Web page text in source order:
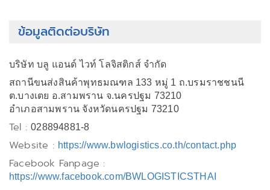
ข้อมูลติดต่อบริษัท
บริษัท บลู แอนด์ ไวท์ โลจิสติกส์ จำกัด
สถานีขนส่งสินค้าพุทธมณฑล 133 หมู่ 1 ถ.บรมราชชนนี
ต.บางเตย อ.สามพราน จ.นครปฐม 73210
อำเภอสามพราน จังหวัดนครปฐม 73210
Tel :028894881-8
Website : https://www.bwlogistics.co.th/contact.php
Facebook Fanpage :
https://www.facebook.com/BWLOGISTICSTHAI